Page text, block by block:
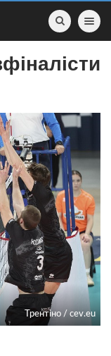
Toggle
Трентіно / cev.eu